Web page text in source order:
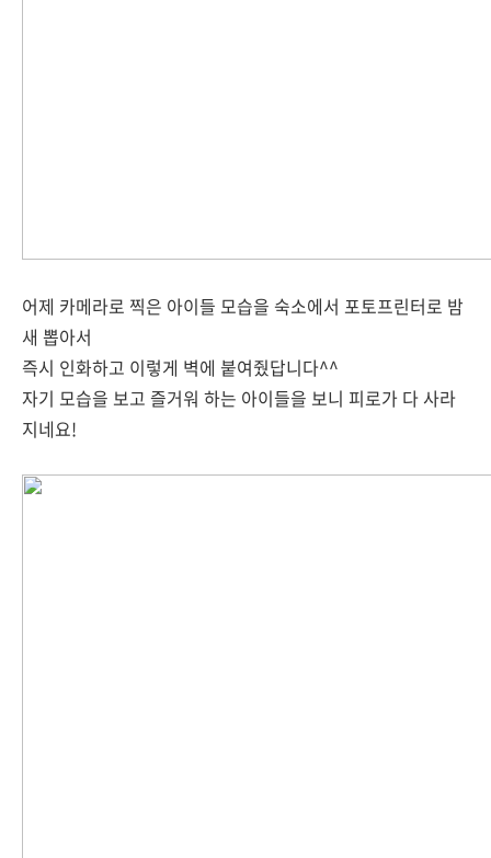
어제 카메라로 찍은 아이들 모습을 숙소에서 포토프린터로 밤
새 뽑아서
즉시 인화하고 이렇게 벽에 붙여줬답니다^^
자기 모습을 보고 즐거워 하는 아이들을 보니 피로가 다 사라
지네요!